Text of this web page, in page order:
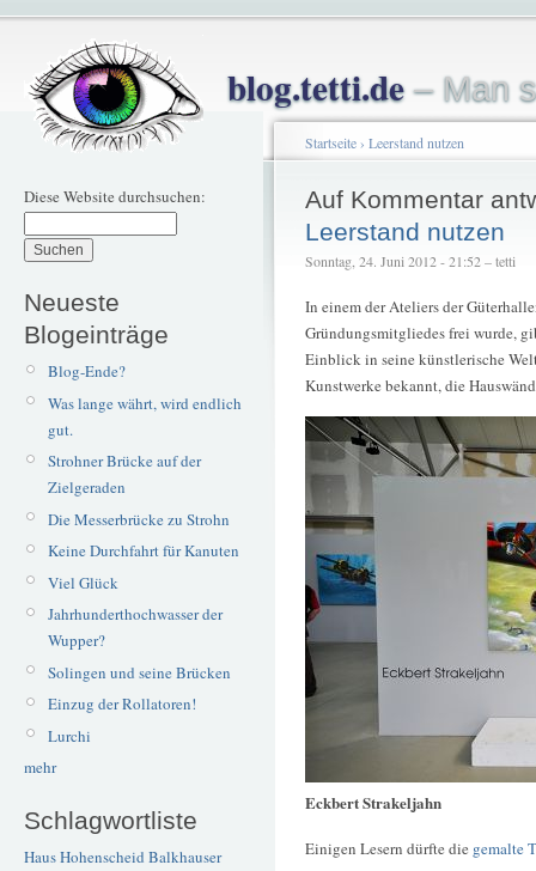
blog.tetti.de– Man
Diese Website durchsuchen:
Neueste
Blogeinträge
Blog-Ende?
Was lange währt, wird endlich
gut.
Strohner Brücke auf der
Zielgeraden
Die Messerbrücke zu Strohn
Keine Durchfahrt für Kanuten
Viel Glück
Jahrhunderthochwasser der
Wupper?
Solingen und seine Brücken
Einzug der Rollatoren!
Lurchi
mehr
Schlagwortliste
Haus Hohenscheid Balkhauser
Startseite› Leerstand nutzen
Auf Kommentar
Leerstand nutzen
Sonntag, 24. Juni 2012 - 21:52 – tetti
In einem der Ateliers der
Gründungsmitgliedes frei wurde,
Einblick in seine künstlerische
Kunstwerke bekannt, die
Eckbert Strakeljahn
Einigen Lesern dürfte die gemalte